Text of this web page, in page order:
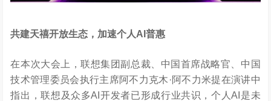
共建天禧开放生态，加速个人AI普惠
在本次大会上，联想集团副总裁、中国首席战略官、中国
技术管理委员会执行主席阿不力克木·阿不力米提在演讲中
指出，联想及众多AI开发者已形成行业共识，个人AI是未